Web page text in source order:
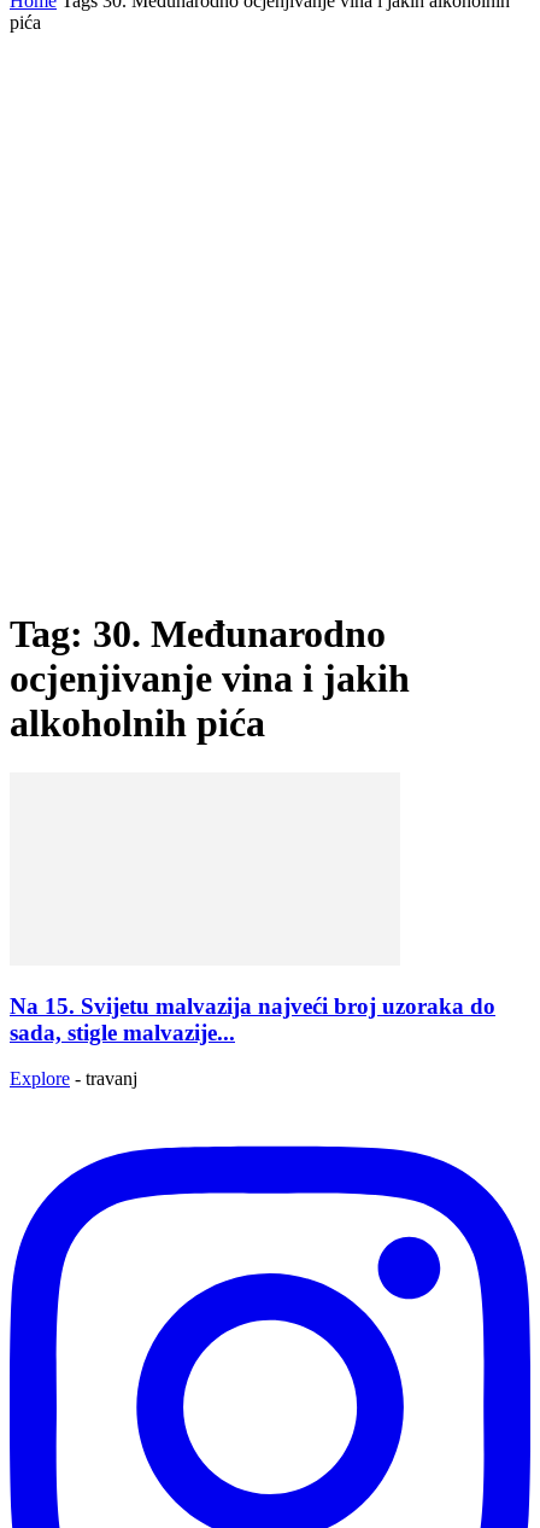
pića
Tag: 30. Međunarodno
ocjenjivanje vina i jakih
alkoholnih pića
Na 15. Svijetu malvazija najveći broj uzoraka do
sada, stigle malvazije...
Explore - travanj